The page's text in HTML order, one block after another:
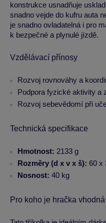
konstrukce usnadňuje
snadno vejde do kufru auta
je snadno ovladatelná i pro
k bezpečné a plynulé jízdě.
Vzdělávací přínosy
Rozvoj rovnováhy a
Podpora fyzické aktivity a
Rozvoj sebevědomí při
Technická specifikace
Hmotnost: 2133 g
Rozměry (d x v x š): 60 x
Nosnost: 40 kg
Pro koho je hračka vhodná